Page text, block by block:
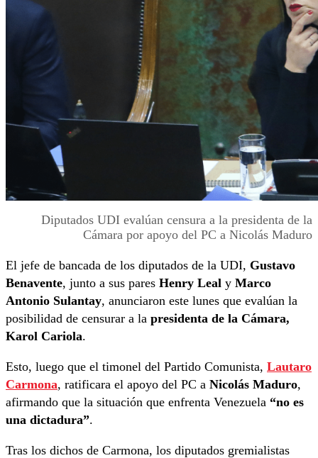
Diputados UDI evalúan censura a la presidenta de la
Cámara por apoyo del PC a Nicolás Maduro
El jefe de bancada de los diputados de la UDI, Gustavo
Benavente, junto a sus pares Henry Leal y Marco
Antonio Sulantay, anunciaron este lunes que evalúan la
posibilidad de censurar a la presidenta de la Cámara,
Karol Cariola.
Esto, luego que el timonel del Partido Comunista, Lautaro
Carmona, ratificara el apoyo del PC a Nicolás Maduro,
afirmando que la situación que enfrenta Venezuela “no es
una dictadura”.
Tras los dichos de Carmona, los diputados gremialistas